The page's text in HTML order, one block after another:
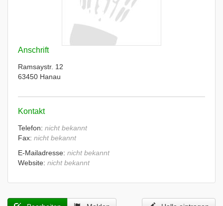
Anschrift
Ramsaystr. 12
63450 Hanau
Kontakt
Telefon: nicht bekannt
Fax: nicht bekannt
E-Mailadresse: nicht bekannt
Website: nicht bekannt